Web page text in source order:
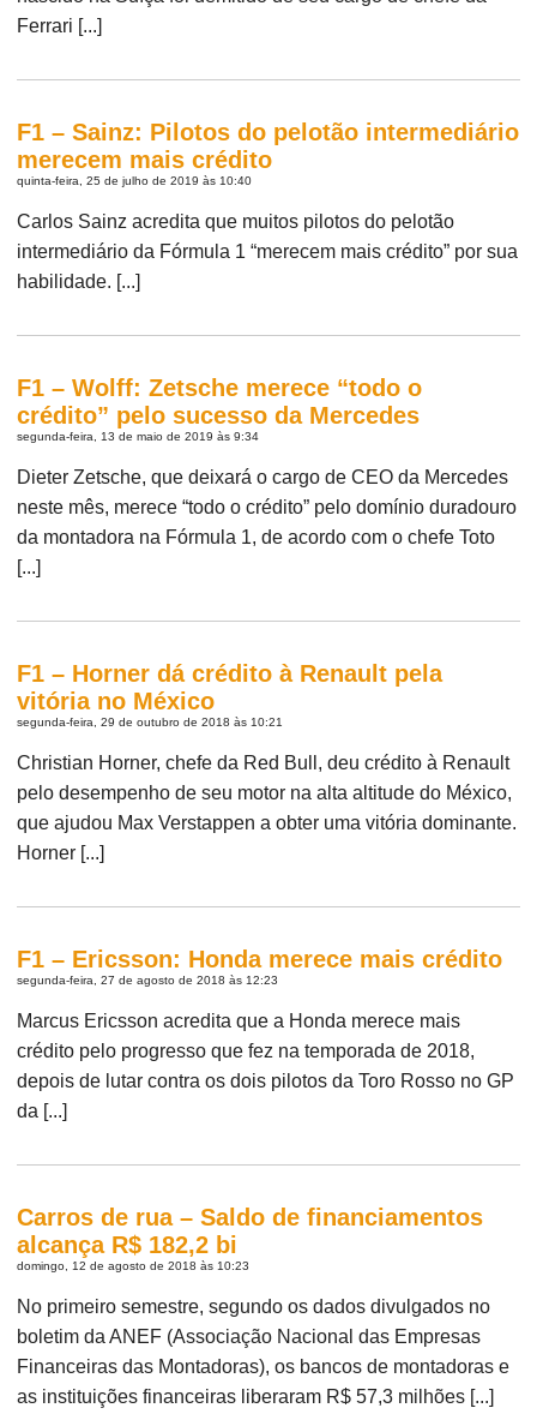
Ferrari [...]
F1 – Sainz: Pilotos do pelotão intermediário
merecem mais crédito
quinta-feira, 25 de julho de 2019 às 10:40
Carlos Sainz acredita que muitos pilotos do pelotão
intermediário da Fórmula 1 “merecem mais crédito” por sua
habilidade. [...]
F1 – Wolff: Zetsche merece “todo o
crédito” pelo sucesso da Mercedes
segunda-feira, 13 de maio de 2019 às 9:34
Dieter Zetsche, que deixará o cargo de CEO da Mercedes
neste mês, merece “todo o crédito” pelo domínio duradouro
da montadora na Fórmula 1, de acordo com o chefe Toto
[...]
F1 – Horner dá crédito à Renault pela
vitória no México
segunda-feira, 29 de outubro de 2018 às 10:21
Christian Horner, chefe da Red Bull, deu crédito à Renault
pelo desempenho de seu motor na alta altitude do México,
que ajudou Max Verstappen a obter uma vitória dominante.
Horner [...]
F1 – Ericsson: Honda merece mais crédito
segunda-feira, 27 de agosto de 2018 às 12:23
Marcus Ericsson acredita que a Honda merece mais
crédito pelo progresso que fez na temporada de 2018,
depois de lutar contra os dois pilotos da Toro Rosso no GP
da [...]
Carros de rua – Saldo de financiamentos
alcança R$ 182,2 bi
domingo, 12 de agosto de 2018 às 10:23
No primeiro semestre, segundo os dados divulgados no
boletim da ANEF (Associação Nacional das Empresas
Financeiras das Montadoras), os bancos de montadoras e
as instituições financeiras liberaram R$ 57,3 milhões [...]